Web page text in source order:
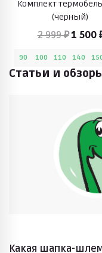
Комплект
(черный)
2 999 ₽1 500
90 100 110 140
Статьи и
Какая шапка-